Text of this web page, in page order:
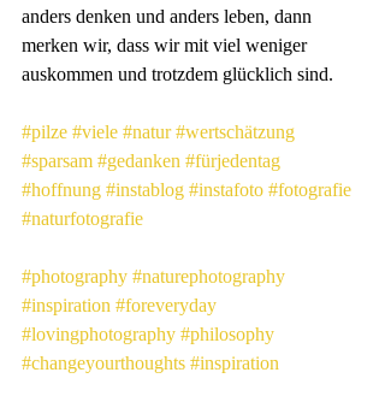
anders denken und anders leben, dann
merken wir, dass wir mit viel weniger
auskommen und trotzdem glücklich sind.
#pilze #viele #natur #wertschätzung
#sparsam #gedanken #fürjedentag
#hoffnung #instablog #instafoto #fotografie
#naturfotografie
#photography #naturephotography
#inspiration #foreveryday
#lovingphotography #philosophy
#changeyourthoughts #inspiration